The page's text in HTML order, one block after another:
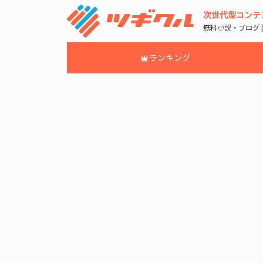
次世代型コン
無料小説・ブログ
ランキング